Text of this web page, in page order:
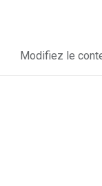
Modifiez le